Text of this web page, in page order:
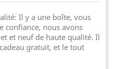
Il y a une boîte, vous
confiance, nous avons
et neuf de haute qualité. Il
gratuit, et le tout